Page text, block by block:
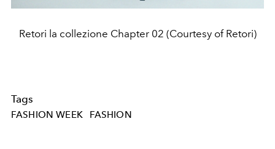
Retori la collezione Chapter 02 (Courtesy of Retori)
Tags
FASHION WEEK FASHION